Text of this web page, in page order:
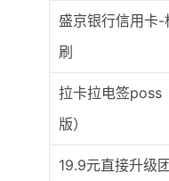
盛京银行信用卡
刷
拉卡拉电签poss
版）
19.9元直接升级